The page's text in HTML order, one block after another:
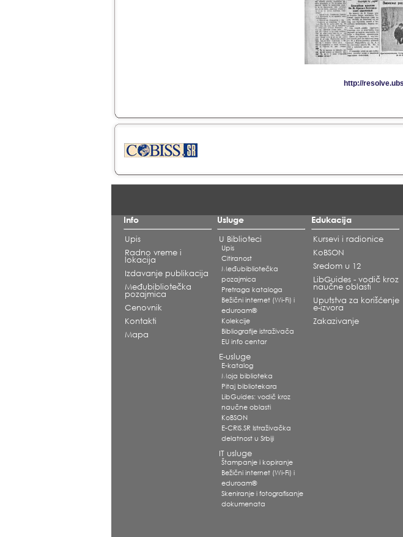
Info
Upis
Radno vreme i
lokacija
Izdavanje publikacija
Međubibliotečka
pozajmica
Cenovnik
Kontakti
Mapa
Usluge
U Biblioteci
Upis
Citiranost
Međubibliotečka
pozajmica
Pretraga kataloga
Bežični internet (Wi-Fi) i
eduroam®
Kolekcije
Bibliografije istraživača
EU info centar
E-usluge
E-katalog
Moja biblioteka
Pitaj bibliotekara
LibGuides: vodič kroz
naučne oblasti
KoBSON
E-CRIS.SR Istraživačka
delatnost u Srbiji
IT usluge
Štampanje i kopiranje
Bežični internet (Wi-Fi) i
eduroam®
Skeniranje i fotografisanje
dokumenata
Edukacija
Kursevi i radionice
KoBSON
Sredom u 12
LibGuides - vodič kroz
naučne oblasti
Uputstva za korišćenje
e-izvora
Zakazivanje